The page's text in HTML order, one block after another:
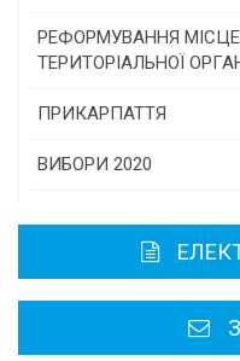
Консультативна рада
РЕФОРМУВАННЯ
ТЕРИТОРІАЛЬНОЇ
ПРИКАРПАТТЯ
Історична довідка
Районні, міські ради
ВИБОРИ 2020